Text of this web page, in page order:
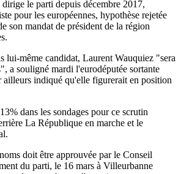
le parti depuis décembre 2017,
pour les européennes, hypothèse rejetée
son mandat de président de la région
lui-même candidat, Laurent Wauquiez "sera
a souligné mardi l'eurodéputée sortante
indiqué qu'elle figurerait en position
dans les sondages pour ce scrutin
La République en marche et le
doit être approuvée par le Conseil
du parti, le 16 mars à Villeurbanne